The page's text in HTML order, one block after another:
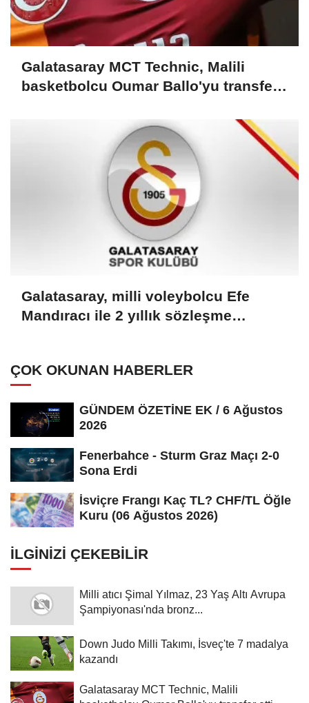
Galatasaray MCT Technic, Malili
basketbolcu Oumar Ballo'yu transfer
Galatasaray, milli voleybolcu Efe
Mandıracı ile 2 yıllık sözleşme
ÇOK OKUNAN HABERLER
GÜNDEM ÖZETİNE EK / 6 Ağustos
2026
Fenerbahce - Sturm Graz Maçı 2-0
Sona Erdi
İsviçre Frangı Kaç TL? CHF/TL Öğle
Kuru (06 Ağustos 2026)
İLGINIZI ÇEKEBILIR
Milli atıcı Şimal Yılmaz, 23 Yaş Altı Avrupa
Şampiyonası'nda bronz...
Down Judo Milli Takımı, İsveç'te 7 madalya
kazandı
Galatasaray MCT Technic, Malili